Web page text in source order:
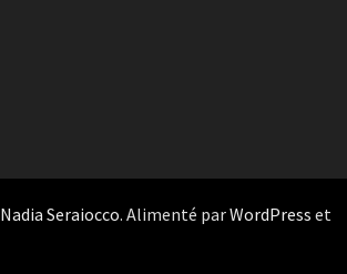
Nadia Seraiocco. Alimenté parWordPress et